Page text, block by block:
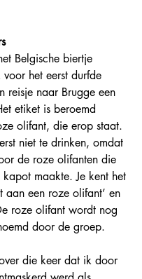
Belgische biertje
het eerst durfde
reisje naar Brugge een
etiket is beroemd
olifant, die erop staat.
niet te drinken, omdat
de roze olifanten die
maakte. Je kent het
aan een roze olifant’ en
roze olifant wordt nog
door de groep.
die keer dat ik door